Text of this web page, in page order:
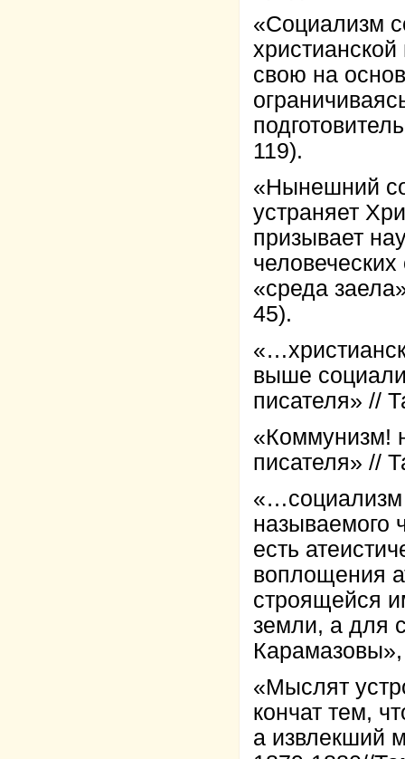
«Социализм
свою на
119).
«Нынешний
устраняет
призывает
«среда
45).
выше
писателя» //
«Коммунизм!
писателя» //
«…социализм
называемого
есть
воплощения
строящейся
земли, а для
«Мыслят
кончат тем,
а извлекший